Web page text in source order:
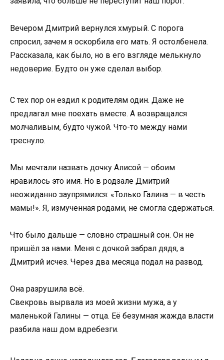
Вечером Дмитрий вернулся хмурый. С порога
спросил, зачем я оскорбила его мать. Я остолбенела.
Рассказала, как было, но в его взгляде мелькнуло
недоверие. Будто он уже сделал выбор.
С тех пор он ездил к родителям один. Даже не
предлагал мне поехать вместе. А возвращался
молчаливым, будто чужой. Что-то между нами
треснуло.
Мы мечтали назвать дочку Алисой — обоим
нравилось это имя. Но в родзале Дмитрий
неожиданно заупрямился: «Только Галина — в честь
мамы!». Я, измученная родами, не смогла сдержаться.
Что было дальше — словно страшный сон. Он не
пришёл за нами. Меня с дочкой забрал дядя, а
Дмитрий исчез. Через два месяца подал на развод.
Она разрушила всё.
Свекровь вырвала из моей жизни мужа, а у
маленькой Галины — отца. Её безумная жажда власти
разбила наш дом вдребезги.